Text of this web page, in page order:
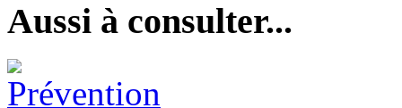
Aussi à consulter...